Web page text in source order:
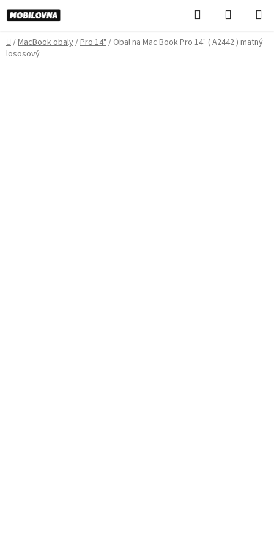
Prejsť
na
obsah
Hľadať
KOŠÍK
Domov
/MacBook obaly/Pro 14"/ Obal na Mac Book Pro 14" ( A2442 ) matný
lososový